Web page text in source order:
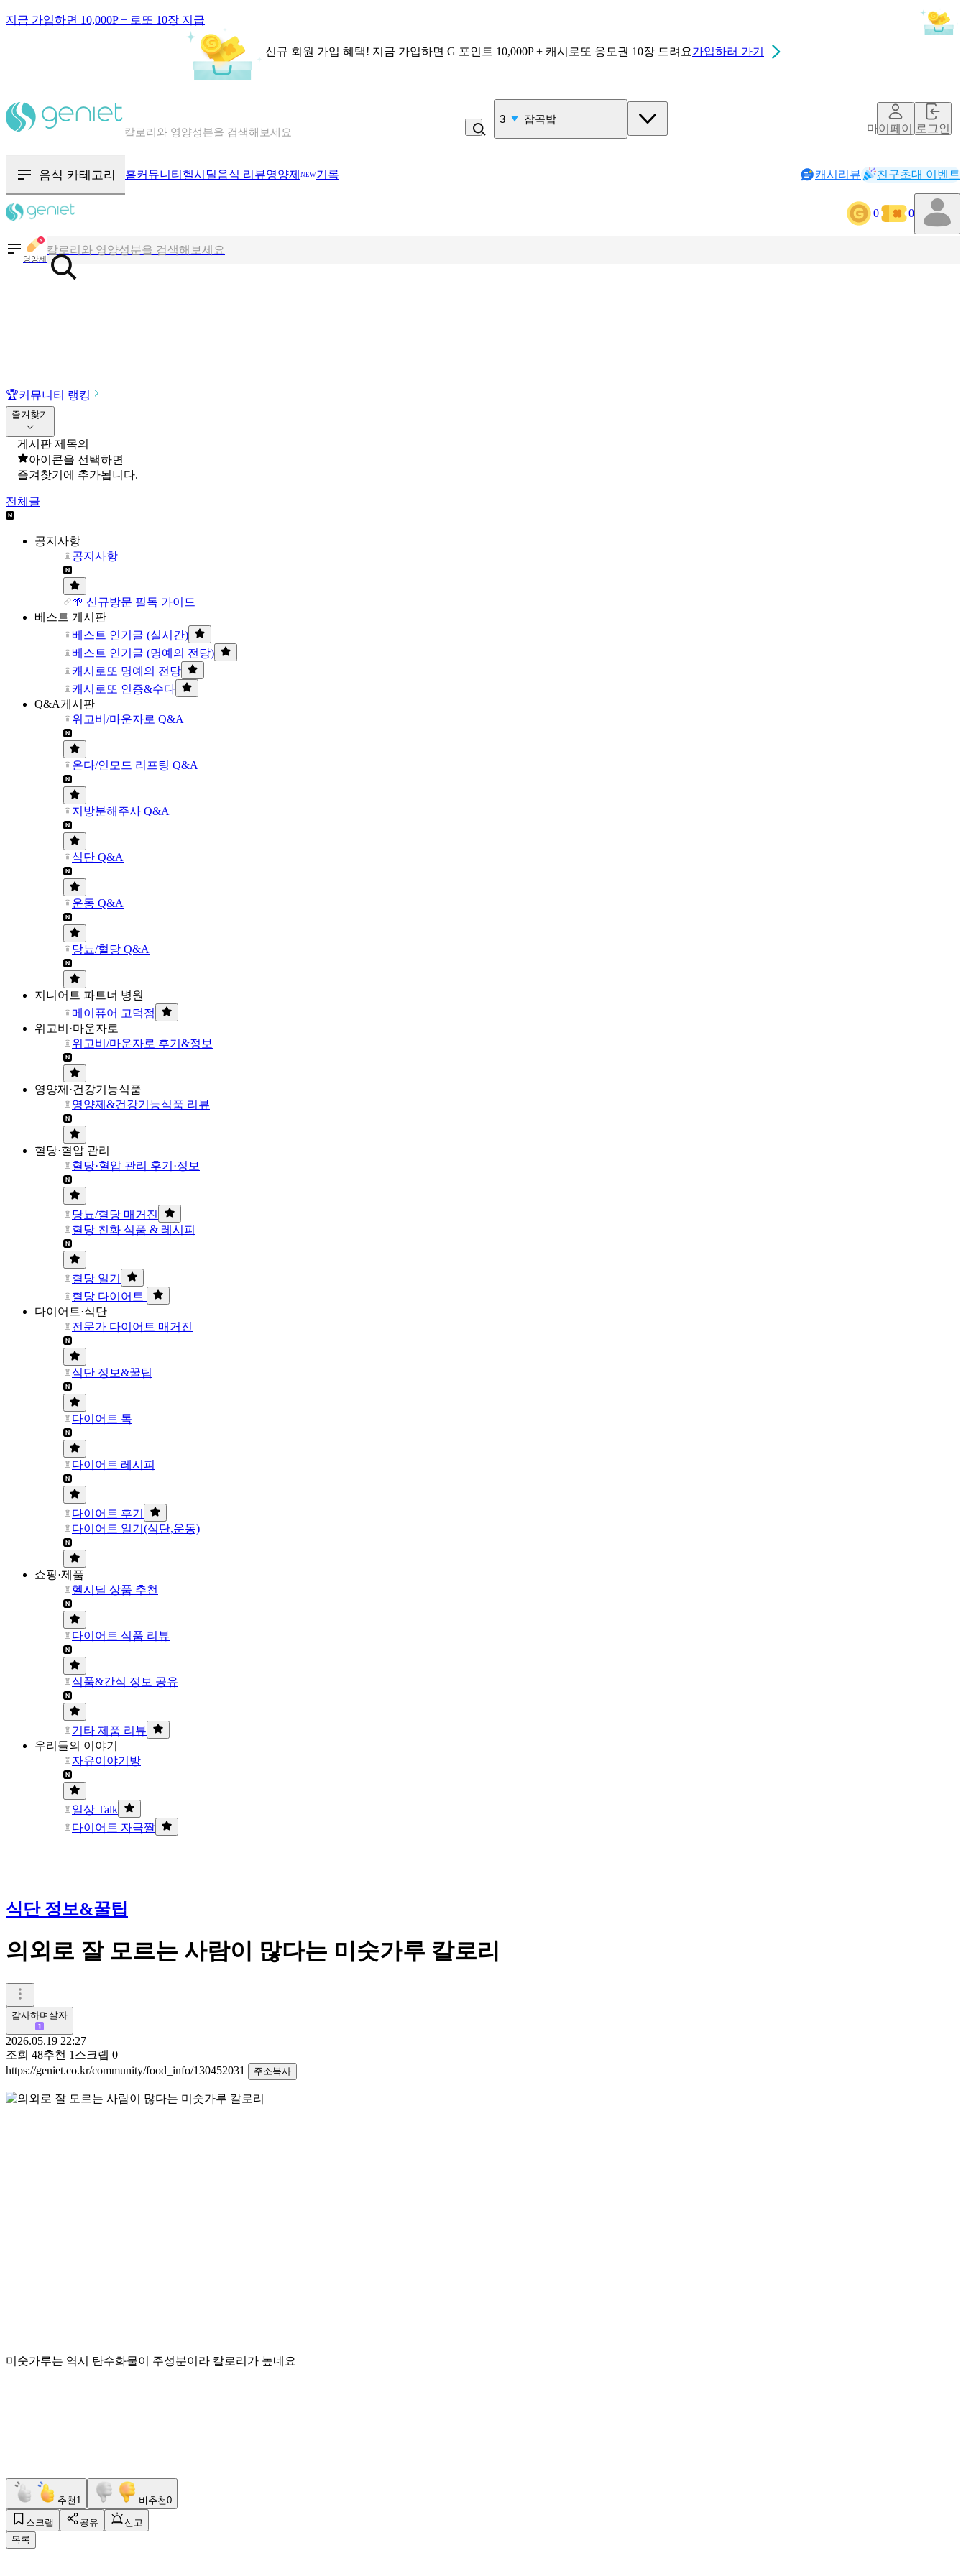
지금 가입하면 10,000P + 로또 10장 지급
신규 회원 가입 혜택! 지금 가입하면 G 포인트 10,000P + 캐시로또 응모권 10장 드려요가입하러 가기
칼로리와 영양성분을 검색해보세요
4 비_플레인 쿽
마이페이지로그인
음식 카테고리 홈커뮤니티 헬시딜음식 리뷰영양제 NEW기록 캐시리뷰 친구초대 이벤트
0 0
영양제
칼로리와 영양성분을 검색해보세요
혈당 · 다이어트 음식 검색해보세요
🏆커뮤니티 랭킹
즐겨찾기
게시판 제목의
아이콘을 선택하면
즐겨찾기에 추가됩니다.
전체글
공지사항
공지사항
🌱 신규방문 필독 가이드
베스트 게시판
베스트 인기글 (실시간)
베스트 인기글 (명예의 전당)
캐시로또 명예의 전당
캐시로또 인증&수다
Q&A게시판
위고비/마운자로 Q&A
온다/인모드 리프팅 Q&A
지방분해주사 Q&A
식단 Q&A
운동 Q&A
당뇨/혈당 Q&A
지니어트 파트너 병원
메이퓨어 고덕점
위고비·마운자로
위고비/마운자로 후기&정보
영양제·건강기능식품
영양제&건강기능식품 리뷰
혈당·혈압 관리
혈당·혈압 관리 후기·정보
당뇨/혈당 매거진
혈당 친화 식품 & 레시피
혈당 일기
혈당 다이어트
다이어트·식단
전문가 다이어트 매거진
식단 정보&꿀팁
다이어트 톡
다이어트 레시피
다이어트 후기
다이어트 일기(식단,운동)
쇼핑·제품
헬시딜 상품 추천
다이어트 식품 리뷰
식품&간식 정보 공유
기타 제품 리뷰
우리들의 이야기
자유이야기방
일상 Talk
다이어트 자극짤
식단 정보&꿀팁
의외로 잘 모르는 사람이 많다는 미숫가루 칼로리
감사하며살자
2026.05.19 22:27
조회 48추천 1 스크랩 0
https://geniet.co.kr/community/food_info/130452031
주소복사
미숫가루는 역시 탄수화물이 주성분이라 칼로리가 높네요
추천 1 비추천0
스크랩 공유
신고
목록